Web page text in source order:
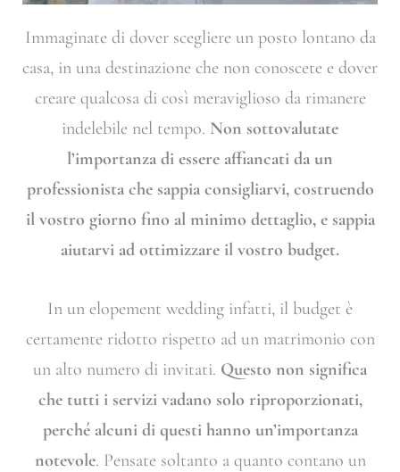
Immaginate di dover scegliere un posto lontano da
casa, in una destinazione che non conoscete e dover
creare qualcosa di così meraviglioso da rimanere
indelebile nel tempo. Non sottovalutate
l’importanza di essere affiancati da un
professionista che sappia consigliarvi, costruendo
il vostro giorno fino al minimo dettaglio, e sappia
aiutarvi ad ottimizzare il vostro budget.
In un elopement wedding infatti, il budget è
certamente ridotto rispetto ad un matrimonio con
un alto numero di invitati. Questo non significa
che tutti i servizi vadano solo riproporzionati,
perché alcuni di questi hanno un’importanza
notevole. Pensate soltanto a quanto contano un